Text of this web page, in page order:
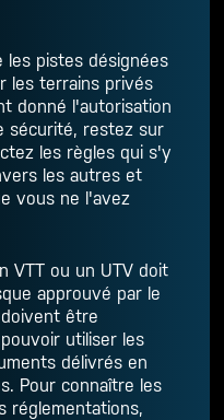
les pistes désignées
les terrains privés
donné l'autorisation
sécurité, restez sur
les règles qui s'y
les autres et
vous ne l'avez
VTT ou un UTV doit
approuvé par le
doivent être
utiliser les
délivrés en
Pour connaître les
réglementations,